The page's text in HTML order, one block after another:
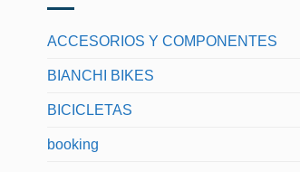
ACCESORIOS Y COMPONENTES
BIANCHI BIKES
BICICLETAS
booking